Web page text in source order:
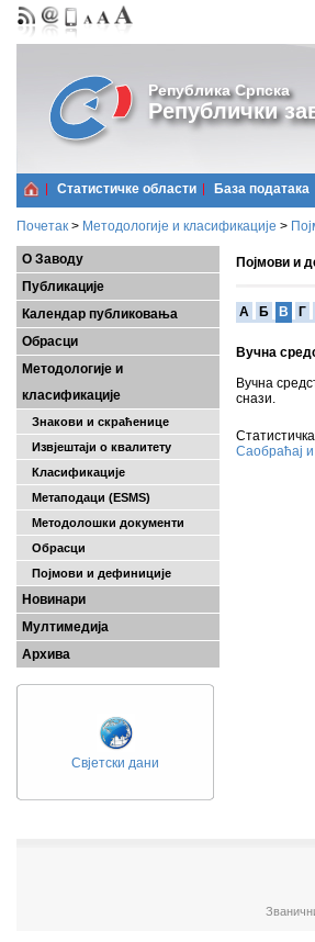
Република Српска
Републички
Статистичке области Базa података
Почетак > Методологије и класификације >
О Заводу
Публикације
Календар публиковања
Обрасци
Методологије и
класификације
Знакови и скраћенице
Извјештаји о квалитету
Класификације
Метаподаци (ESMS)
Методолошки документи
Обрасци
Појмови и дефиниције
Новинари
Мултимедија
Архива
Свјетски дани
Појмови и
A Б В Г
Вучна
Вучна
снази.
Саобраћај и